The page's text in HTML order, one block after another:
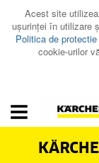
Acest site
uşurinţei în utilizare
Politica de protectie
cookie-urilor